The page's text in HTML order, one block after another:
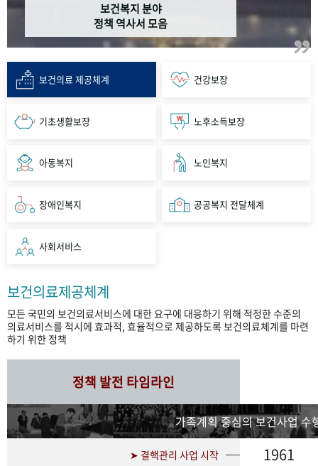
보건복지 분야
정책 역사서 모음
보건의료 제공체계 건강보장
기초생활보장 노후소득보장
아동복지 노인복지
장애인복지 공공복지 전달체계
사회서비스
보건의료제공체계
모든 국민의 보건의료서비스에 대한 요구에 대응하기 위해 적정한 수준의
의료서비스를 적시에 효과적, 효율적으로 제공하도록 보건의료체계를 마련
하기 위한 정책
정책 발전 타임라인
가족계획 중심의 보건사업 수
➤ 결핵관리 사업 시작 1961